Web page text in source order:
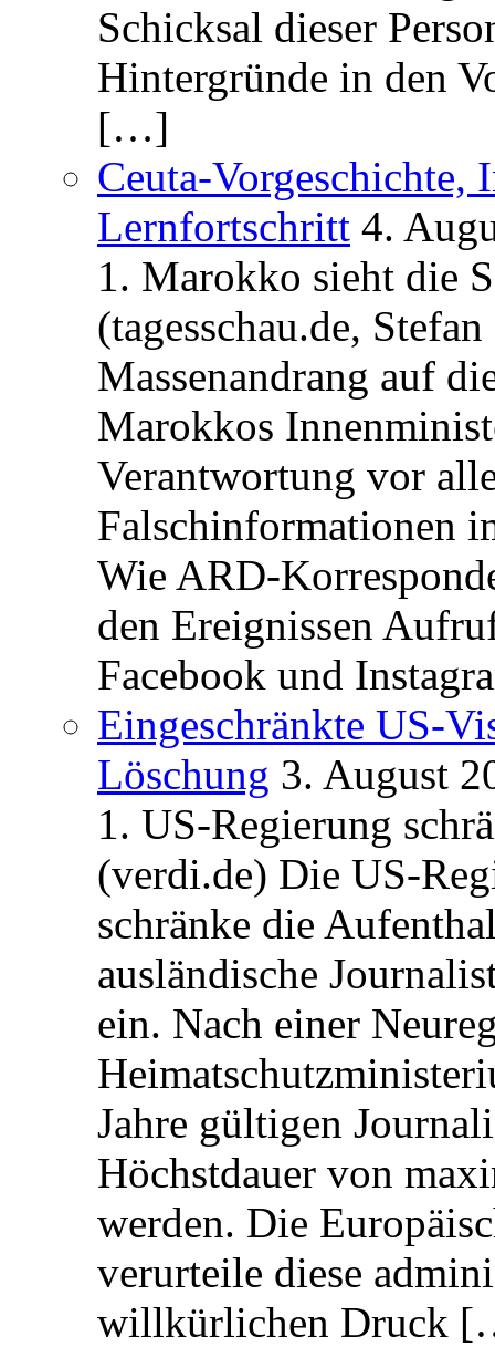
Schicksal dieser
Hintergründe in den
[…]
Ceuta-Vorgeschichte,
Lernfortschritt 4.
1. Marokko sieht die
(tagesschau.de,
Massenandrang auf
Marokkos
Verantwortung vor
Falschinformationen
Wie ARD-
den Ereignissen
Facebook und
Eingeschränkte US-
Löschung 3. August
1. US-Regierung
(verdi.de) Die US-
schränke die
ausländische
ein. Nach einer
Jahre gültigen
Höchstdauer von
werden. Die
verurteile diese
willkürlichen Druck